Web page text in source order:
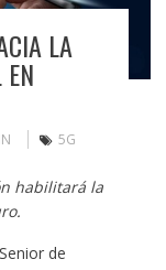
LA
5G
habilitará la
de